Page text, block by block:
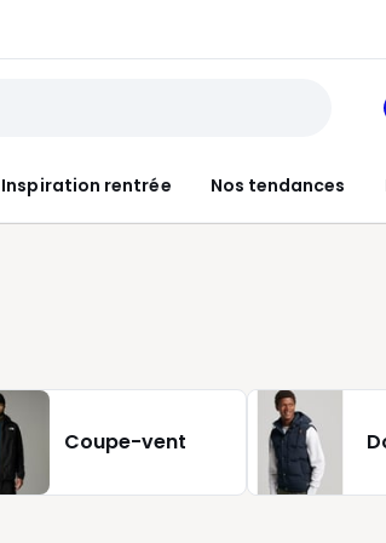
Inspiration rentrée Nos tendances
Coupe-vent